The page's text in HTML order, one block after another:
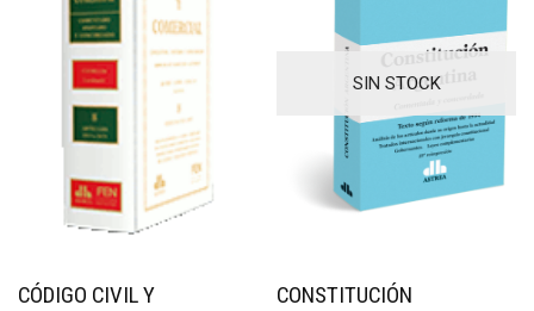
CÓDIGO CIVIL Y
SIN STOCK
CONSTITUCIÓN